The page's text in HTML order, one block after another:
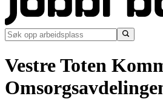
Vestre Toten